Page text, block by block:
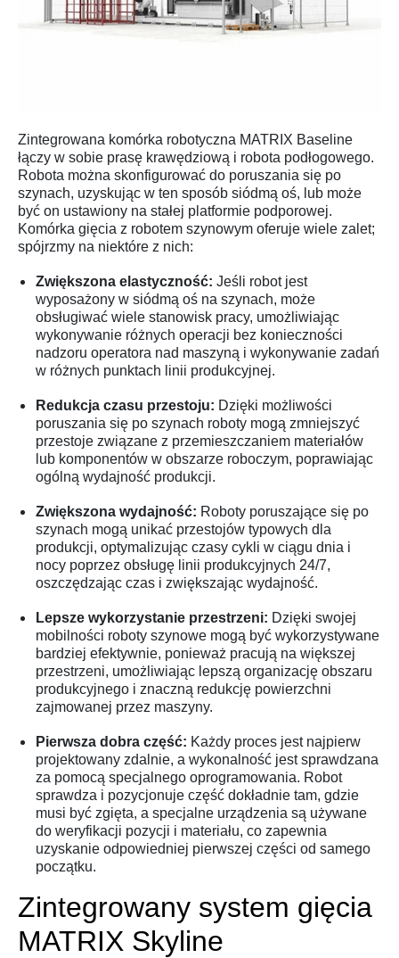
Zintegrowana komórka robotyczna MATRIX Baseline
łączy w sobie prasę krawędziową i robota podłogowego.
Robota można skonfigurować do poruszania się po
szynach, uzyskując w ten sposób siódmą oś, lub może
być on ustawiony na stałej platformie podporowej.
Komórka gięcia z robotem szynowym oferuje wiele zalet;
spójrzmy na niektóre z nich:
Zwiększona elastyczność: Jeśli robot jest
wyposażony w siódmą oś na szynach, może
obsługiwać wiele stanowisk pracy, umożliwiając
wykonywanie różnych operacji bez konieczności
nadzoru operatora nad maszyną i wykonywanie zadań
w różnych punktach linii produkcyjnej.
Redukcja czasu przestoju: Dzięki możliwości
poruszania się po szynach roboty mogą zmniejszyć
przestoje związane z przemieszczaniem materiałów
lub komponentów w obszarze roboczym, poprawiając
ogólną wydajność produkcji.
Zwiększona wydajność: Roboty poruszające się po
szynach mogą unikać przestojów typowych dla
produkcji, optymalizując czasy cykli w ciągu dnia i
nocy poprzez obsługę linii produkcyjnych 24/7,
oszczędzając czas i zwiększając wydajność.
Lepsze wykorzystanie przestrzeni: Dzięki swojej
mobilności roboty szynowe mogą być wykorzystywane
bardziej efektywnie, ponieważ pracują na większej
przestrzeni, umożliwiając lepszą organizację obszaru
produkcyjnego i znaczną redukcję powierzchni
zajmowanej przez maszyny.
Pierwsza dobra część: Każdy proces jest najpierw
projektowany zdalnie, a wykonalność jest sprawdzana
za pomocą specjalnego oprogramowania. Robot
sprawdza i pozycjonuje część dokładnie tam, gdzie
musi być zgięta, a specjalne urządzenia są używane
do weryfikacji pozycji i materiału, co zapewnia
uzyskanie odpowiedniej pierwszej części od samego
początku.
Zintegrowany system gięcia
MATRIX Skyline